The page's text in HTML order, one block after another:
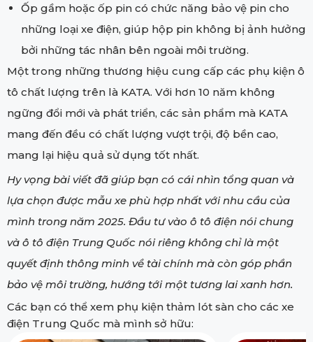
Ốp gầm hoặc ốp pin có chức năng bảo vệ pin cho
những loại xe điện, giúp hộp pin không bị ảnh hưởng
bởi những tác nhân bên ngoài môi trường.
Một trong những thương hiệu cung cấp các phụ kiện ô
tô chất lượng trên là KATA. Với hơn 10 năm không
ngững đổi mới và phát triển, các sản phẩm mà KATA
mang đến đều có chất lượng vượt trội, độ bền cao,
mang lại hiệu quả sử dụng tốt nhất.
Hy vọng bài viết đã giúp bạn có cái nhìn tổng quan và
lựa chọn được mẫu xe phù hợp nhất với nhu cầu của
mình trong năm 2025. Đầu tư vào ô tô điện nói chung
và ô tô điện Trung Quốc nói riêng không chỉ là một
quyết định thông minh về tài chính mà còn góp phần
bảo vệ môi trường, hướng tới một tương lai xanh hơn.
Các bạn có thể xem phụ kiện thảm lót sàn cho các xe
điện Trung Quốc mà mình sở hữu: